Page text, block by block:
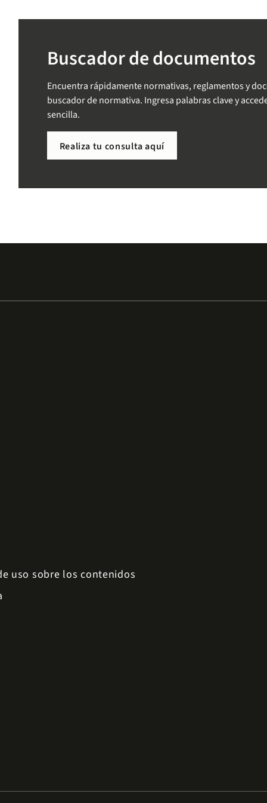
Buscador de documentos
Encuentra rápidamente normativas, reglamentos y
buscador de normativa. Ingresa palabras clave y
sencilla.
Realiza tu consulta aquí
uso sobre los contenidos